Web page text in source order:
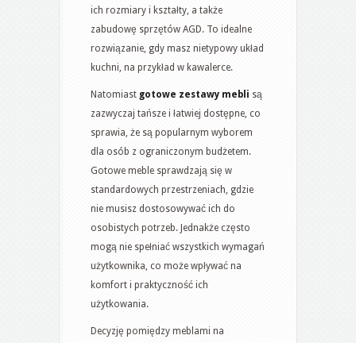
ich rozmiary i kształty, a także
zabudowę sprzętów AGD. To idealne
rozwiązanie, gdy masz nietypowy układ
kuchni, na przykład w kawalerce.
Natomiast gotowe zestawy mebli są
zazwyczaj tańsze i łatwiej dostępne, co
sprawia, że są popularnym wyborem
dla osób z ograniczonym budżetem.
Gotowe meble sprawdzają się w
standardowych przestrzeniach, gdzie
nie musisz dostosowywać ich do
osobistych potrzeb. Jednakże często
mogą nie spełniać wszystkich wymagań
użytkownika, co może wpływać na
komfort i praktyczność ich
użytkowania.
Decyzję pomiędzy meblami na